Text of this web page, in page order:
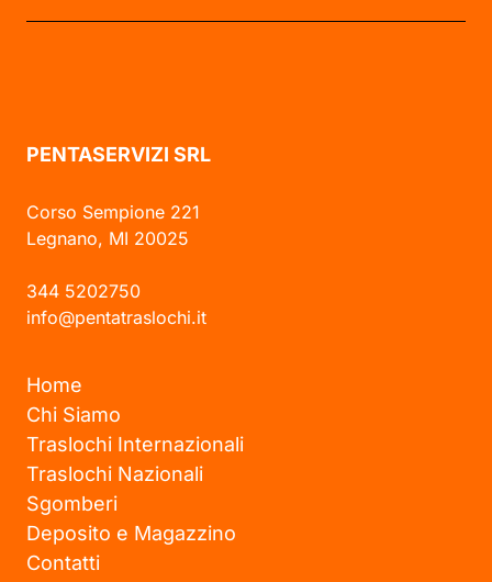
PENTASERVIZI SRL
Corso Sempione 221
Legnano, MI 20025
344 5202750
info@pentatraslochi.it
Home
Chi Siamo
Traslochi Internazionali
Traslochi Nazionali
Sgomberi
Deposito e Magazzino
Contatti